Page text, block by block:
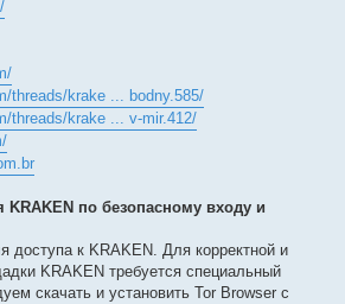
threads/krake ... bodny.585/
threads/krake ... v-mir.412/
KRAKEN по безопасному входу и
доступа к KRAKEN. Для корректной и
KRAKEN требуется специальный
скачать и установить Tor Browser с